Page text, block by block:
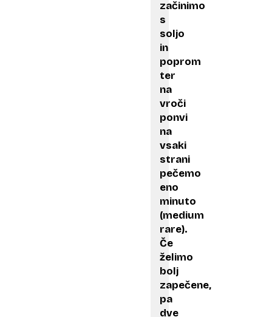
začinimo
s
soljo
in
poprom
ter
na
vroči
ponvi
na
vsaki
strani
pečemo
eno
minuto
(medium
rare).
Če
želimo
bolj
zapečene,
pa
dve